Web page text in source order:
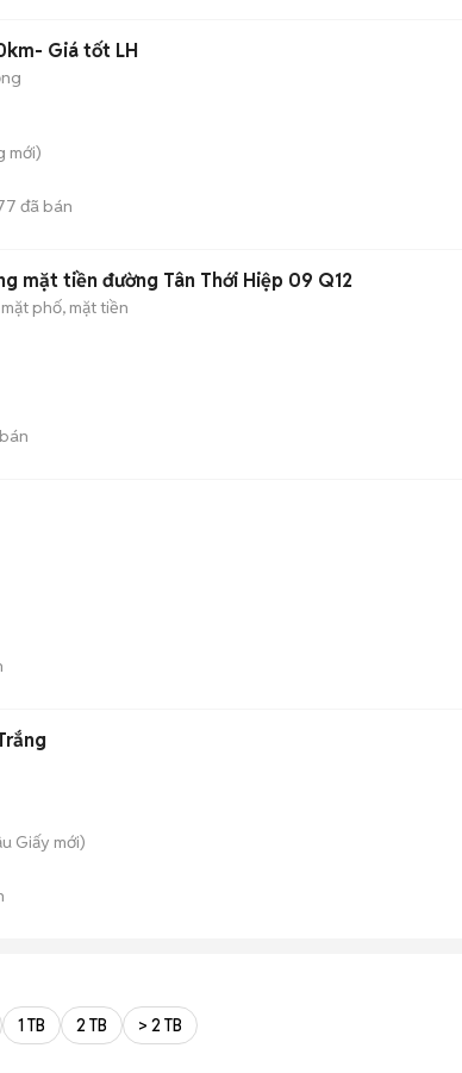
Giá tốt LH
mới)
đã bán
mặt tiền đường Tân Thới Hiệp 09 Q12
phố, mặt tiền
Giấy mới)
1 TB 2 TB > 2 TB